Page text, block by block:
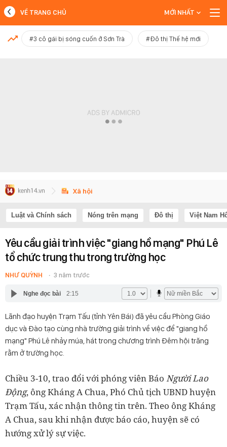
MỚI NHẤT
VỀ TRANG CHỦ MỚI NHẤT
#3 cô gái bị sóng cuốn ở Sơn Trà #Đô thị Thế hệ mới
Xã hội
Luật và Chính sách Nóng trên mạng Đô thị Việt Nam
Yêu cầu giải trình việc "giang hồ mạng" Phú Lê
tổ chức trung thu trong trường học
NHƯ QUỲNH 3 năm trước
Nghe đọc bài 2:15
Lãnh đạo huyện Trạm Tấu (tỉnh Yên Bái) đã yêu cầu Phòng Giáo
dục và Đào tạo cùng nhà trường giải trình về việc để "giang hồ
mạng" Phú Lê nhảy múa, hát trong chương trình Đêm hội trăng
rằm ở trường học.
Chiều 3-10, trao đổi với phóng viên Báo Người Lao
Động, ông Kháng A Chua, Phó Chủ tịch UBND huyện
Trạm Tấu, xác nhận thông tin trên. Theo ông Kháng
A Chua, sau khi nhận được báo cáo, huyện sẽ có
hướng xử lý sự việc.